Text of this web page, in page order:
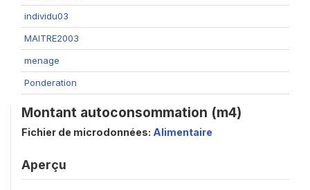
individu03
MAITRE2003
menage
Ponderation
Montant autoconsommation (m4)
Fichier de microdonnées: Alimentaire
Aperçu